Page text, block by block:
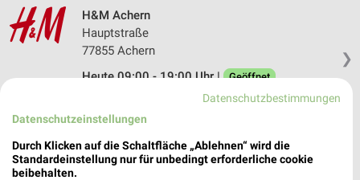
❯
H&M Achern
Hauptstraße
77855 Achern
Heute 09:00 - 19:00 Uhr | Geöffnet
Datenschutzbestimmungen
Datenschutzeinstellungen
Durch Klicken auf die Schaltfläche „Ablehnen“ wird die
Standardeinstellung nur für unbedingt erforderliche cookie
beibehalten.